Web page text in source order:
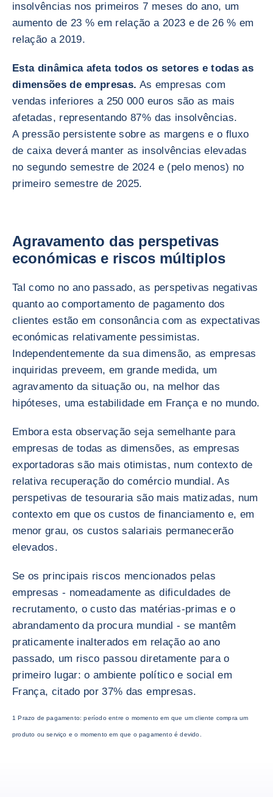
insolvências nos primeiros 7 meses do ano, um
aumento de 23 % em relação a 2023 e de 26 % em
relação a 2019.
Esta dinâmica afeta todos os setores e todas as
dimensões de empresas. As empresas com
vendas inferiores a 250 000 euros são as mais
afetadas, representando 87% das insolvências.
A pressão persistente sobre as margens e o fluxo
de caixa deverá manter as insolvências elevadas
no segundo semestre de 2024 e (pelo menos) no
primeiro semestre de 2025.
Agravamento das perspetivas
económicas e riscos múltiplos
Tal como no ano passado, as perspetivas negativas
quanto ao comportamento de pagamento dos
clientes estão em consonância com as expectativas
económicas relativamente pessimistas.
Independentemente da sua dimensão, as empresas
inquiridas preveem, em grande medida, um
agravamento da situação ou, na melhor das
hipóteses, uma estabilidade em França e no mundo.
Embora esta observação seja semelhante para
empresas de todas as dimensões, as empresas
exportadoras são mais otimistas, num contexto de
relativa recuperação do comércio mundial. As
perspetivas de tesouraria são mais matizadas, num
contexto em que os custos de financiamento e, em
menor grau, os custos salariais permanecerão
elevados.
Se os principais riscos mencionados pelas
empresas - nomeadamente as dificuldades de
recrutamento, o custo das matérias-primas e o
abrandamento da procura mundial - se mantêm
praticamente inalterados em relação ao ano
passado, um risco passou diretamente para o
primeiro lugar: o ambiente político e social em
França, citado por 37% das empresas.
1 Prazo de pagamento: período entre o momento em que um cliente compra um
produto ou serviço e o momento em que o pagamento é devido.